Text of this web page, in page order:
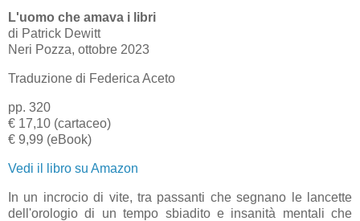
L'uomo che amava i libri
di Patrick Dewitt
Neri Pozza, ottobre 2023
Traduzione di Federica Aceto
pp. 320
€ 17,10 (cartaceo)
€ 9,99 (eBook)
Vedi il libro su Amazon
In un incrocio di vite, tra passanti che segnano le lancette
dell'orologio di un tempo sbiadito e insanità mentali che